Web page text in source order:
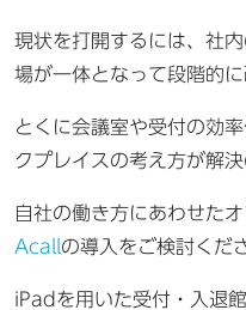
現状を打開するには、社
場が一体となって段階的
とくに会議室や受付の効
クプレイスの考え方が解決
自社の働き方にあわせた
Acall の導入をご検討くだ
iPadを用いた受付・入退